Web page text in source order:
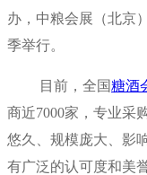
办，中粮会展（北京
季举行。
目前，全国糖酒
商近7000家，专业采
悠久、规模庞大、影
有广泛的认可度和美